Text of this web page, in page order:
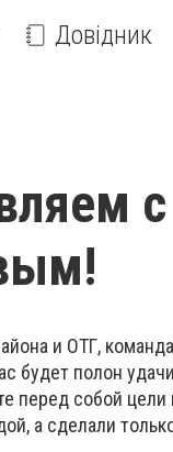
Довідник
и ОТГ,
будет полон
перед собой
а сделали